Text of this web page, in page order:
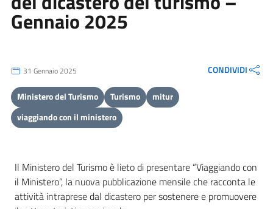
Gennaio 2025
31 Gennaio 2025 CONDIVIDI
Ministero del Turismo Turismo
mitur
viaggiando con il ministero
Il Ministero del Turismo è lieto di presentare “Viaggiando con
il Ministero”, la nuova pubblicazione mensile che racconta le
attività intraprese dal dicastero per sostenere e promuovere